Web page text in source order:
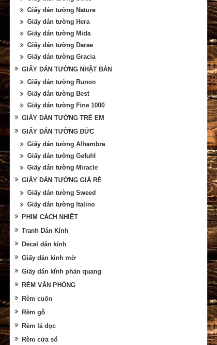
Giấy dán tường Nature
Giấy dán tường Hera
Giấy dán tường Mida
Giấy dán tường Darae
Giấy dán tường Gracia
GIẤY DÁN TƯỜNG NHẬT BẢN
Giấy dán tường Runon
Giấy dán tường Best
Giấy dán tường Fine 1000
GIẤY DÁN TƯỜNG TRẺ EM
GIẤY DÁN TƯỜNG ĐỨC
Giấy dán tường Alhambra
Giấy dán tường Gefuhl
Giấy dán tường Miracle
GIẤY DÁN TƯỜNG GIÁ RẺ
Giấy dán tường Sweed
Giấy dán tường Italino
PHIM CÁCH NHIỆT
Tranh Dán Kính
Decal dán kính
Giấy dán kính mờ
Giấy dán kính phản quang
RÈM VĂN PHÒNG
Rèm cuốn
Rèm gỗ
Rèm lá dọc
Rèm cửa sổ